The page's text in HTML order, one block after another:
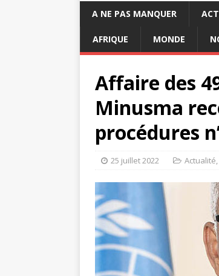
A NE PAS MANQUER
AFRIQUE MONDE
Affaire des
Minusma
procédures
25 juillet 2022 Actualité,